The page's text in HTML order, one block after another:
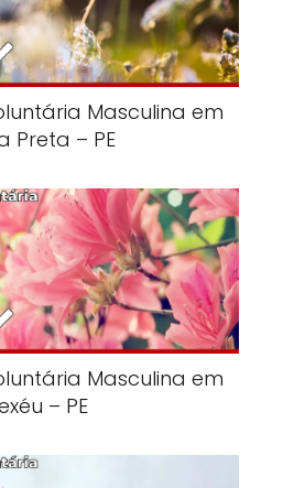
Masculina em
Preta – PE
Masculina em
– PE